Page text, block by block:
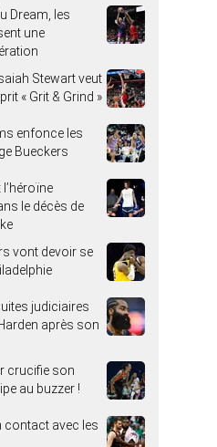
Dream, les
une
Stewart veut
« Grit & Grind »
enfonce les
Bueckers
le décès de
vont devoir se
judiciaires
après son
crucifie son
au buzzer !
contact avec les